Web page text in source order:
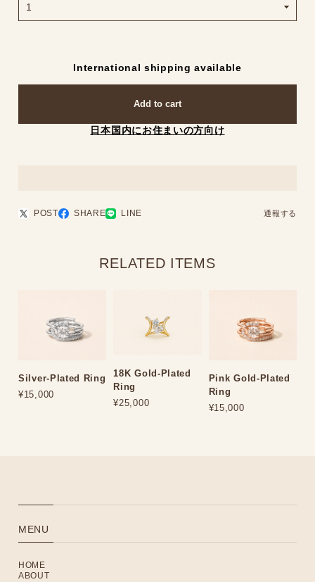
International shipping available
Add to cart
日本国内にお住まいの方向け
POST SHARE LINE 通報する
RELATED ITEMS
Silver-Plated Ring
¥15,000
18K Gold-Plated
Ring
¥25,000
Pink Gold-Plated
Ring
¥15,000
MENU
HOME
ABOUT